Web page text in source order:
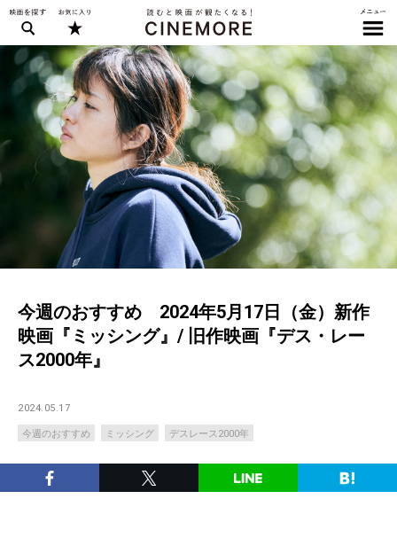
今週のおすすめ 2024年5月17日（金）新作
映画『ミッシング』/ 旧作映画『デス・レー
ス2000年』
2024.05.17
今週のおすすめ ミッシング デスレース2000年